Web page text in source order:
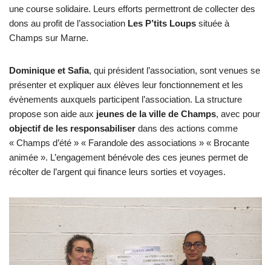
une course solidaire. Leurs efforts permettront de collecter des
dons au profit de l’association Les P’tits Loups située à
Champs sur Marne.
Dominique et Safia, qui président l’association, sont venues se
présenter et expliquer aux élèves leur fonctionnement et les
évènements auxquels participent l’association. La structure
propose son aide aux jeunes de la ville de Champs, avec pour
objectif de les responsabiliser dans des actions comme
« Champs d’été » « Farandole des associations » « Brocante
animée ». L’engagement bénévole des ces jeunes permet de
récolter de l’argent qui finance leurs sorties et voyages.